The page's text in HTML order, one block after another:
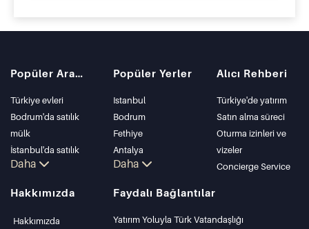
Popüler Aramalar
Türkiye evleri
Bodrum'da satılık
mülk
İstanbul'da satılık
daire
Bodrum Villası
Antalya'da satılık
Daha
Popüler Yerler
Istanbul
Bodrum
Fethiye
Antalya
Kalkan
Kas
Bursa
Daha
Alıcı Rehberi
Türkiye'de yatırım
Satın alma süreci
Oturma izinleri ve
vizeler
Concierge Service
Hakkımızda
Hakkımızda
Faydalı Bağlantılar
Yatırım Yoluyla Türk Vatandaşlığı